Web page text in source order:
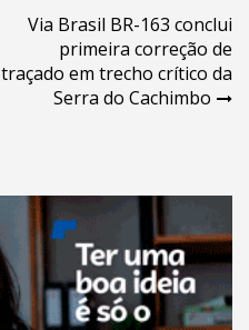
Via Brasil BR-163 conclui
primeira correção de
traçado em trecho crítico da
Serra do Cachimbo